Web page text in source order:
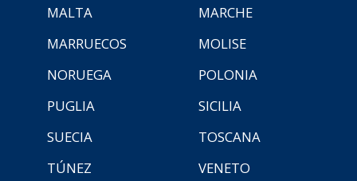
MALTA
MARCHE
MARRUECOS
MOLISE
NORUEGA
POLONIA
PUGLIA
SICILIA
SUECIA
TOSCANA
TÚNEZ
VENETO